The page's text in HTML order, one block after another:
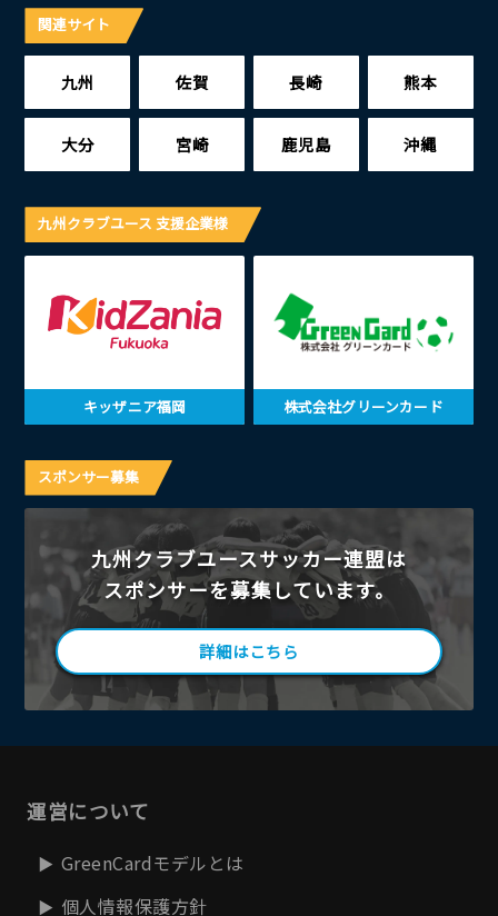
関連サイト
九州 佐賀 長崎 熊本
大分 宮崎 鹿児島 沖縄
九州クラブユース 支援企業様
キッザニア福岡 株式会社グリーンカード
スポンサー募集
九州クラブユースサッカー連盟は
スポンサーを募集しています。
詳細はこちら
運営について
GreenCardモデルとは
個人情報保護方針